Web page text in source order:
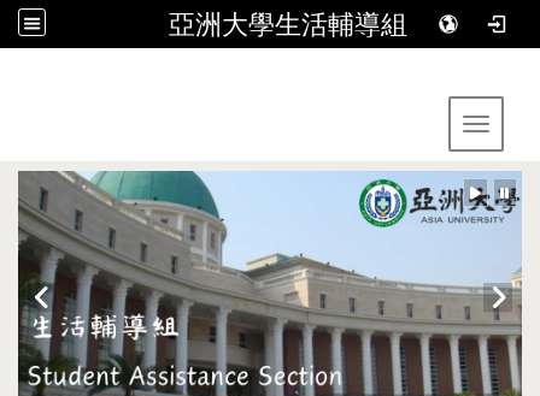
亞洲大學生活輔導組
Toggle